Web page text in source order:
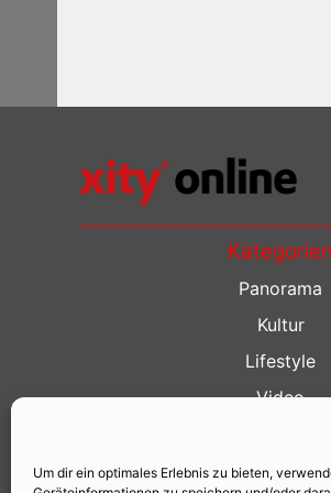
Um dir ein optimales Erlebnis zu bieten,
Kategorien
Panorama
Kultur
Lifestyle
Video
Kino Guide